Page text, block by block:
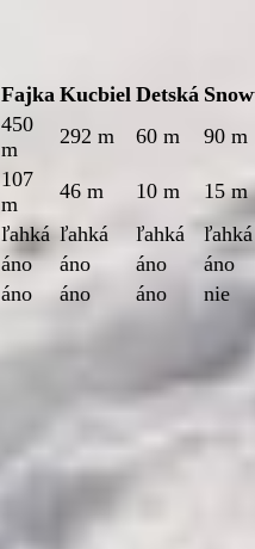
Fajka Kucbiel Detská
450
m
292 m 60 m 90 m
107
m
46 m 10 m
15 m
ľahká ľahká ľahká
ľahká
áno áno áno
áno
áno áno áno nie